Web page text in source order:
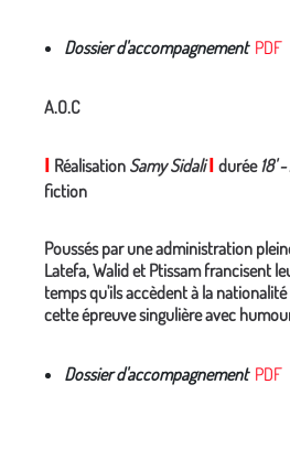
Dossier d'accompagnement PDF
A.O.C
Réalisation Samy Sidali durée18' -
fiction
Poussés par une administration
Latefa, Walid et Ptissam francisent
temps qu'ils accèdent à la
cette épreuve singulière avec
Dossier d'accompagnement PDF